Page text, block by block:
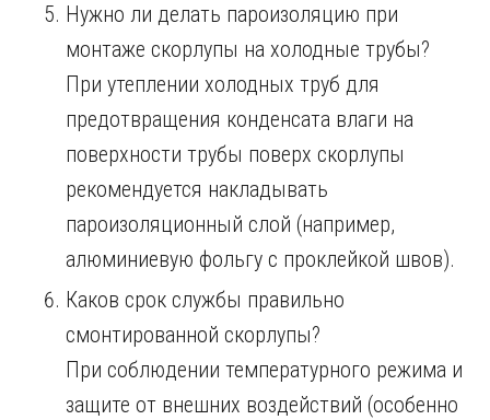
Нужно ли делать пароизоляцию при
монтаже скорлупы на холодные трубы?
При утеплении холодных труб для
предотвращения конденсата влаги на
поверхности трубы поверх скорлупы
рекомендуется накладывать
пароизоляционный слой (например,
алюминиевую фольгу с проклейкой швов).
Каков срок службы правильно
смонтированной скорлупы?
При соблюдении температурного режима и
защите от внешних воздействий (особенно